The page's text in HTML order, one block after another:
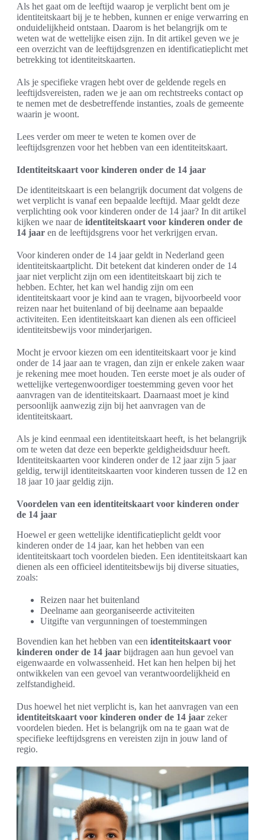
Als het gaat om de leeftijd waarop je verplicht bent om je
identiteitskaart bij je te hebben, kunnen er enige verwarring en
onduidelijkheid ontstaan. Daarom is het belangrijk om te
weten wat de wettelijke eisen zijn. In dit artikel geven we je
een overzicht van de leeftijdsgrenzen en identificatieplicht met
betrekking tot identiteitskaarten.
Als je specifieke vragen hebt over de geldende regels en
leeftijdsvereisten, raden we je aan om rechtstreeks contact op
te nemen met de desbetreffende instanties, zoals de gemeente
waarin je woont.
Lees verder om meer te weten te komen over de
leeftijdsgrenzen voor het hebben van een identiteitskaart.
Identiteitskaart voor kinderen onder de 14 jaar
De identiteitskaart is een belangrijk document dat volgens de
wet verplicht is vanaf een bepaalde leeftijd. Maar geldt deze
verplichting ook voor kinderen onder de 14 jaar? In dit artikel
kijken we naar de identiteitskaart voor kinderen onder de
14 jaar en de leeftijdsgrens voor het verkrijgen ervan.
Voor kinderen onder de 14 jaar geldt in Nederland geen
identiteitskaartplicht. Dit betekent dat kinderen onder de 14
jaar niet verplicht zijn om een identiteitskaart bij zich te
hebben. Echter, het kan wel handig zijn om een
identiteitskaart voor je kind aan te vragen, bijvoorbeeld voor
reizen naar het buitenland of bij deelname aan bepaalde
activiteiten. Een identiteitskaart kan dienen als een officieel
identiteitsbewijs voor minderjarigen.
Mocht je ervoor kiezen om een identiteitskaart voor je kind
onder de 14 jaar aan te vragen, dan zijn er enkele zaken waar
je rekening mee moet houden. Ten eerste moet je als ouder of
wettelijke vertegenwoordiger toestemming geven voor het
aanvragen van de identiteitskaart. Daarnaast moet je kind
persoonlijk aanwezig zijn bij het aanvragen van de
identiteitskaart.
Als je kind eenmaal een identiteitskaart heeft, is het belangrijk
om te weten dat deze een beperkte geldigheidsduur heeft.
Identiteitskaarten voor kinderen onder de 12 jaar zijn 5 jaar
geldig, terwijl identiteitskaarten voor kinderen tussen de 12 en
18 jaar 10 jaar geldig zijn.
Voordelen van een identiteitskaart voor kinderen onder
de 14 jaar
Hoewel er geen wettelijke identificatieplicht geldt voor
kinderen onder de 14 jaar, kan het hebben van een
identiteitskaart toch voordelen bieden. Een identiteitskaart kan
dienen als een officieel identiteitsbewijs bij diverse situaties,
zoals:
Reizen naar het buitenland
Deelname aan georganiseerde activiteiten
Uitgifte van vergunningen of toestemmingen
Bovendien kan het hebben van een identiteitskaart voor
kinderen onder de 14 jaar bijdragen aan hun gevoel van
eigenwaarde en volwassenheid. Het kan hen helpen bij het
ontwikkelen van een gevoel van verantwoordelijkheid en
zelfstandigheid.
Dus hoewel het niet verplicht is, kan het aanvragen van een
identiteitskaart voor kinderen onder de 14 jaar zeker
voordelen bieden. Het is belangrijk om na te gaan wat de
specifieke leeftijdsgrens en vereisten zijn in jouw land of
regio.